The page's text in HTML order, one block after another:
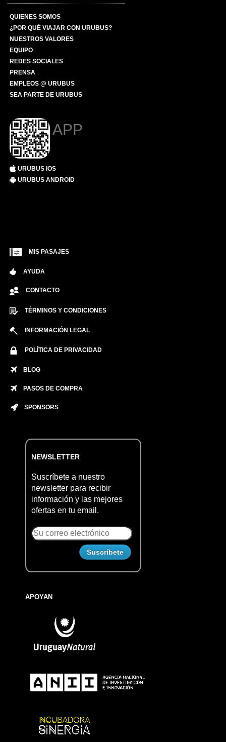
QUIENES SOMOS
¿POR QUÉ VIAJAR CON URUBUS?
NUESTROS VALORES
EQUIPO
REDES SOCIALES
PRENSA
EMPLEOS @ URUBUS
SEA PARTE DE URUBUS
APP
URUBUS IOS
URUBUS ANDROID
MIS PASAJES
AYUDA
CONTACTO
TÉRMINOS Y CONDICIONES
INFORMACIÓN LEGAL
POLÍTICA DE PRIVACIDAD
BLOG
PASOS DE COMPRA
SPONSORS
NEWSLETTER
Suscríbete a nuestro
newsletter para recibir
información y las mejores
ofertas en tu email.
APOYAN